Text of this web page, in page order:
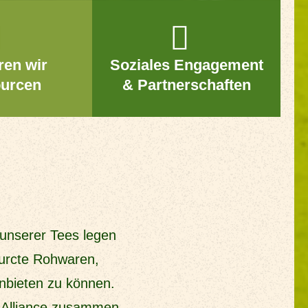
wir
Soziales Engagement
& Partnerschaften
Tees legen
Rohwaren,
zu können.